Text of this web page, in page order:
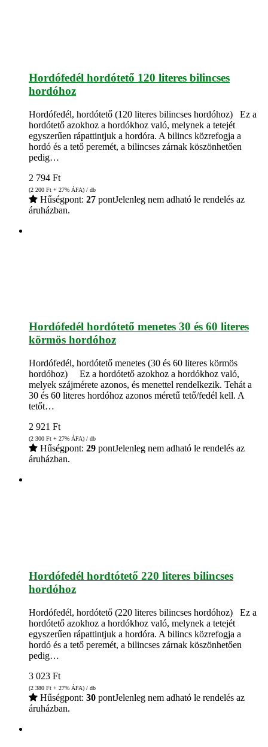
Hordófedél hordótető 120 literes bilincses
hordóhoz
Hordófedél, hordótető (120 literes bilincses hordóhoz) Ez a
hordótető azokhoz a hordókhoz való, melynek a tetejét
egyszerűen rápattintjuk a hordóra. A bilincs közrefogja a
hordó és a tető peremét, a bilincses zárnak köszönhetően
pedig…
2 794 Ft
(2 200 Ft + 27% ÁFA) / db
Hűségpont: 27 pontJelenleg nem adható le rendelés az
áruházban.
Hordófedél hordótető menetes 30 és 60 literes
körmös hordóhoz
Hordófedél, hordótető menetes (30 és 60 literes körmös
hordóhoz) Ez a hordótető azokhoz a hordókhoz való,
melyek szájmérete azonos, és menettel rendelkezik. Tehát a
30 és 60 literes hordóhoz azonos méretű tető/fedél kell. A
tetőt…
2 921 Ft
(2 300 Ft + 27% ÁFA) / db
Hűségpont: 29 pontJelenleg nem adható le rendelés az
áruházban.
Hordófedél hordtótető 220 literes bilincses
hordóhoz
Hordófedél, hordótető (220 literes bilincses hordóhoz) Ez a
hordótető azokhoz a hordókhoz való, melynek a tetejét
egyszerűen rápattintjuk a hordóra. A bilincs közrefogja a
hordó és a tető peremét, a bilincses zárnak köszönhetően
pedig…
3 023 Ft
(2 380 Ft + 27% ÁFA) / db
Hűségpont: 30 pontJelenleg nem adható le rendelés az
áruházban.